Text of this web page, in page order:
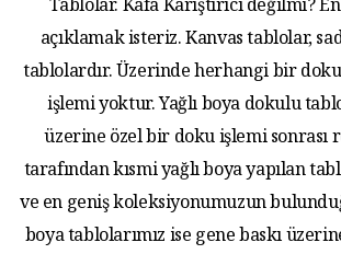
Tablolar. Kafa Karıştırıcı değilmi?
açıklamak isteriz. Kanvas tablolar,
tablolardır. Üzerinde herhangi bir
işlemi yoktur. Yağlı boya dokulu
üzerine özel bir doku işlemi sonrası
tarafından kısmi yağlı boya yapılan
ve en geniş koleksiyonumuzun
boya tablolarımız ise gene baskı